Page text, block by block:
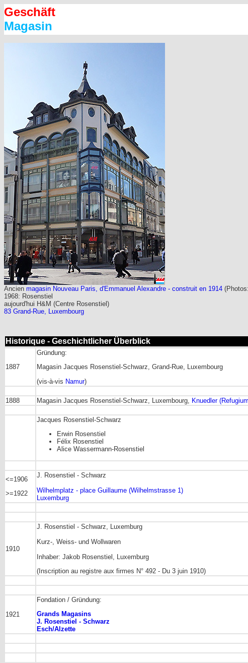
Geschäft
Magasin
Ancien magasin Nouveau Paris, d'Emmanuel Alexandre - construit en 1914
1968: Rosenstiel
aujourd'hui H&M (Centre Rosenstiel)
83 Grand-Rue, Luxembourg
Historique - Geschichtlicher Überblick
1887
Gründung:
Magasin Jacques Rosenstiel-Schwarz, Grand-Rue, Luxembourg
(vis-à-vis Namur)
1888 Magasin Jacques Rosenstiel-Schwarz, Luxembourg, Knuedler
Jacques Rosenstiel-Schwarz
Erwin Rosenstiel
Félix Rosenstiel
Alice Wassermann-Rosenstiel
<=1906
>=1922
J. Rosenstiel - Schwarz
Wilhelmplatz - place Guillaume (Wilhelmstrasse 1)
Luxemburg
1910
J. Rosenstiel - Schwarz, Luxemburg
Kurz-, Weiss- und Wollwaren
Inhaber: Jakob Rosenstiel, Luxemburg
(Inscription au registre aux firmes N° 492 - Du 3 juin 1910)
1921
Fondation / Gründung:
Grands Magasins
J. Rosenstiel - Schwarz
Esch/Alzette